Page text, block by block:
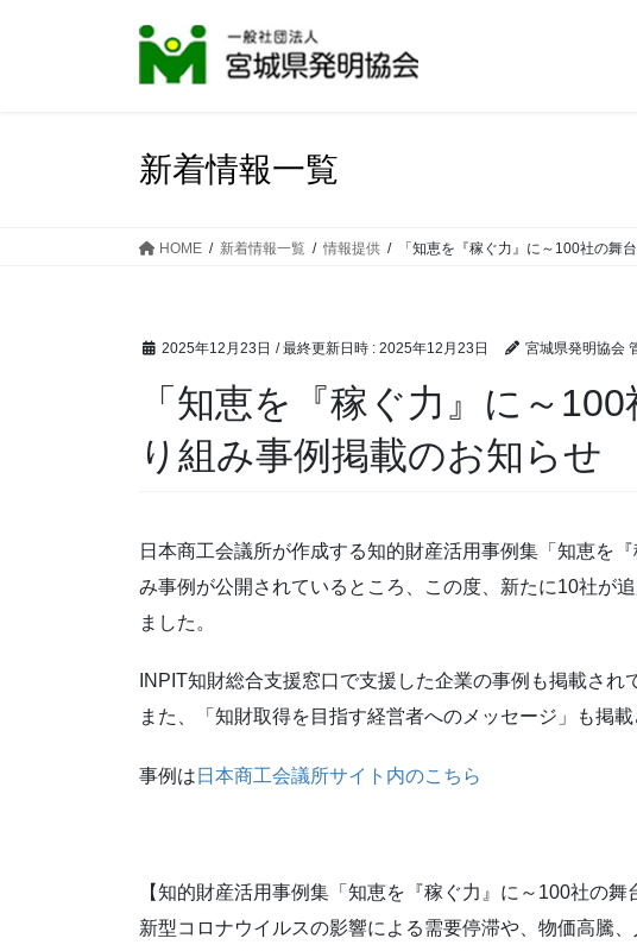
新着情報一覧
HOME 新着情報一覧 情報提供 「知恵を『稼ぐ力』に～100社の舞
2025年12月23日 / 最終更新日時 : 2025年12月23日 宮城県発明協会
「知恵を『稼ぐ力』に～
り組み事例掲載のお知らせ
日本商工会議所が作成する知的財産活用事例集「知恵を
み事例が公開されているところ、この度、新たに10社が
ました。
INPIT知財総合支援窓口で支援した企業の事例も掲載され
また、「知財取得を目指す経営者へのメッセージ」も掲載
事例は 日本商工会議所サイト内のこちら
【知的財産活用事例集「知恵を『稼ぐ力』に～100社の舞
新型コロナウイルスの影響による需要停滞や、物価高騰